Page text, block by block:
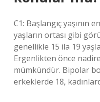
C1: Başlangıç ​​yaşının
yaşların ortası gibi
genellikle 15 ila 19
Ergenlikten önce
mümkündür. Bipolar
erkeklerde 18,